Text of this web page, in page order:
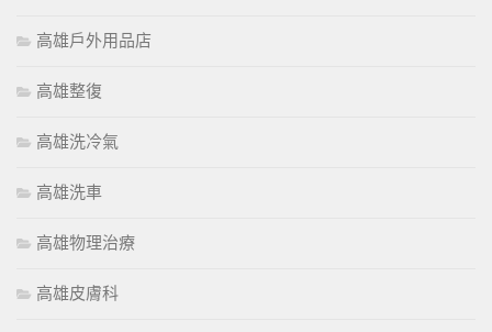
高雄戶外用品店
高雄整復
高雄洗冷氣
高雄洗車
高雄物理治療
高雄皮膚科